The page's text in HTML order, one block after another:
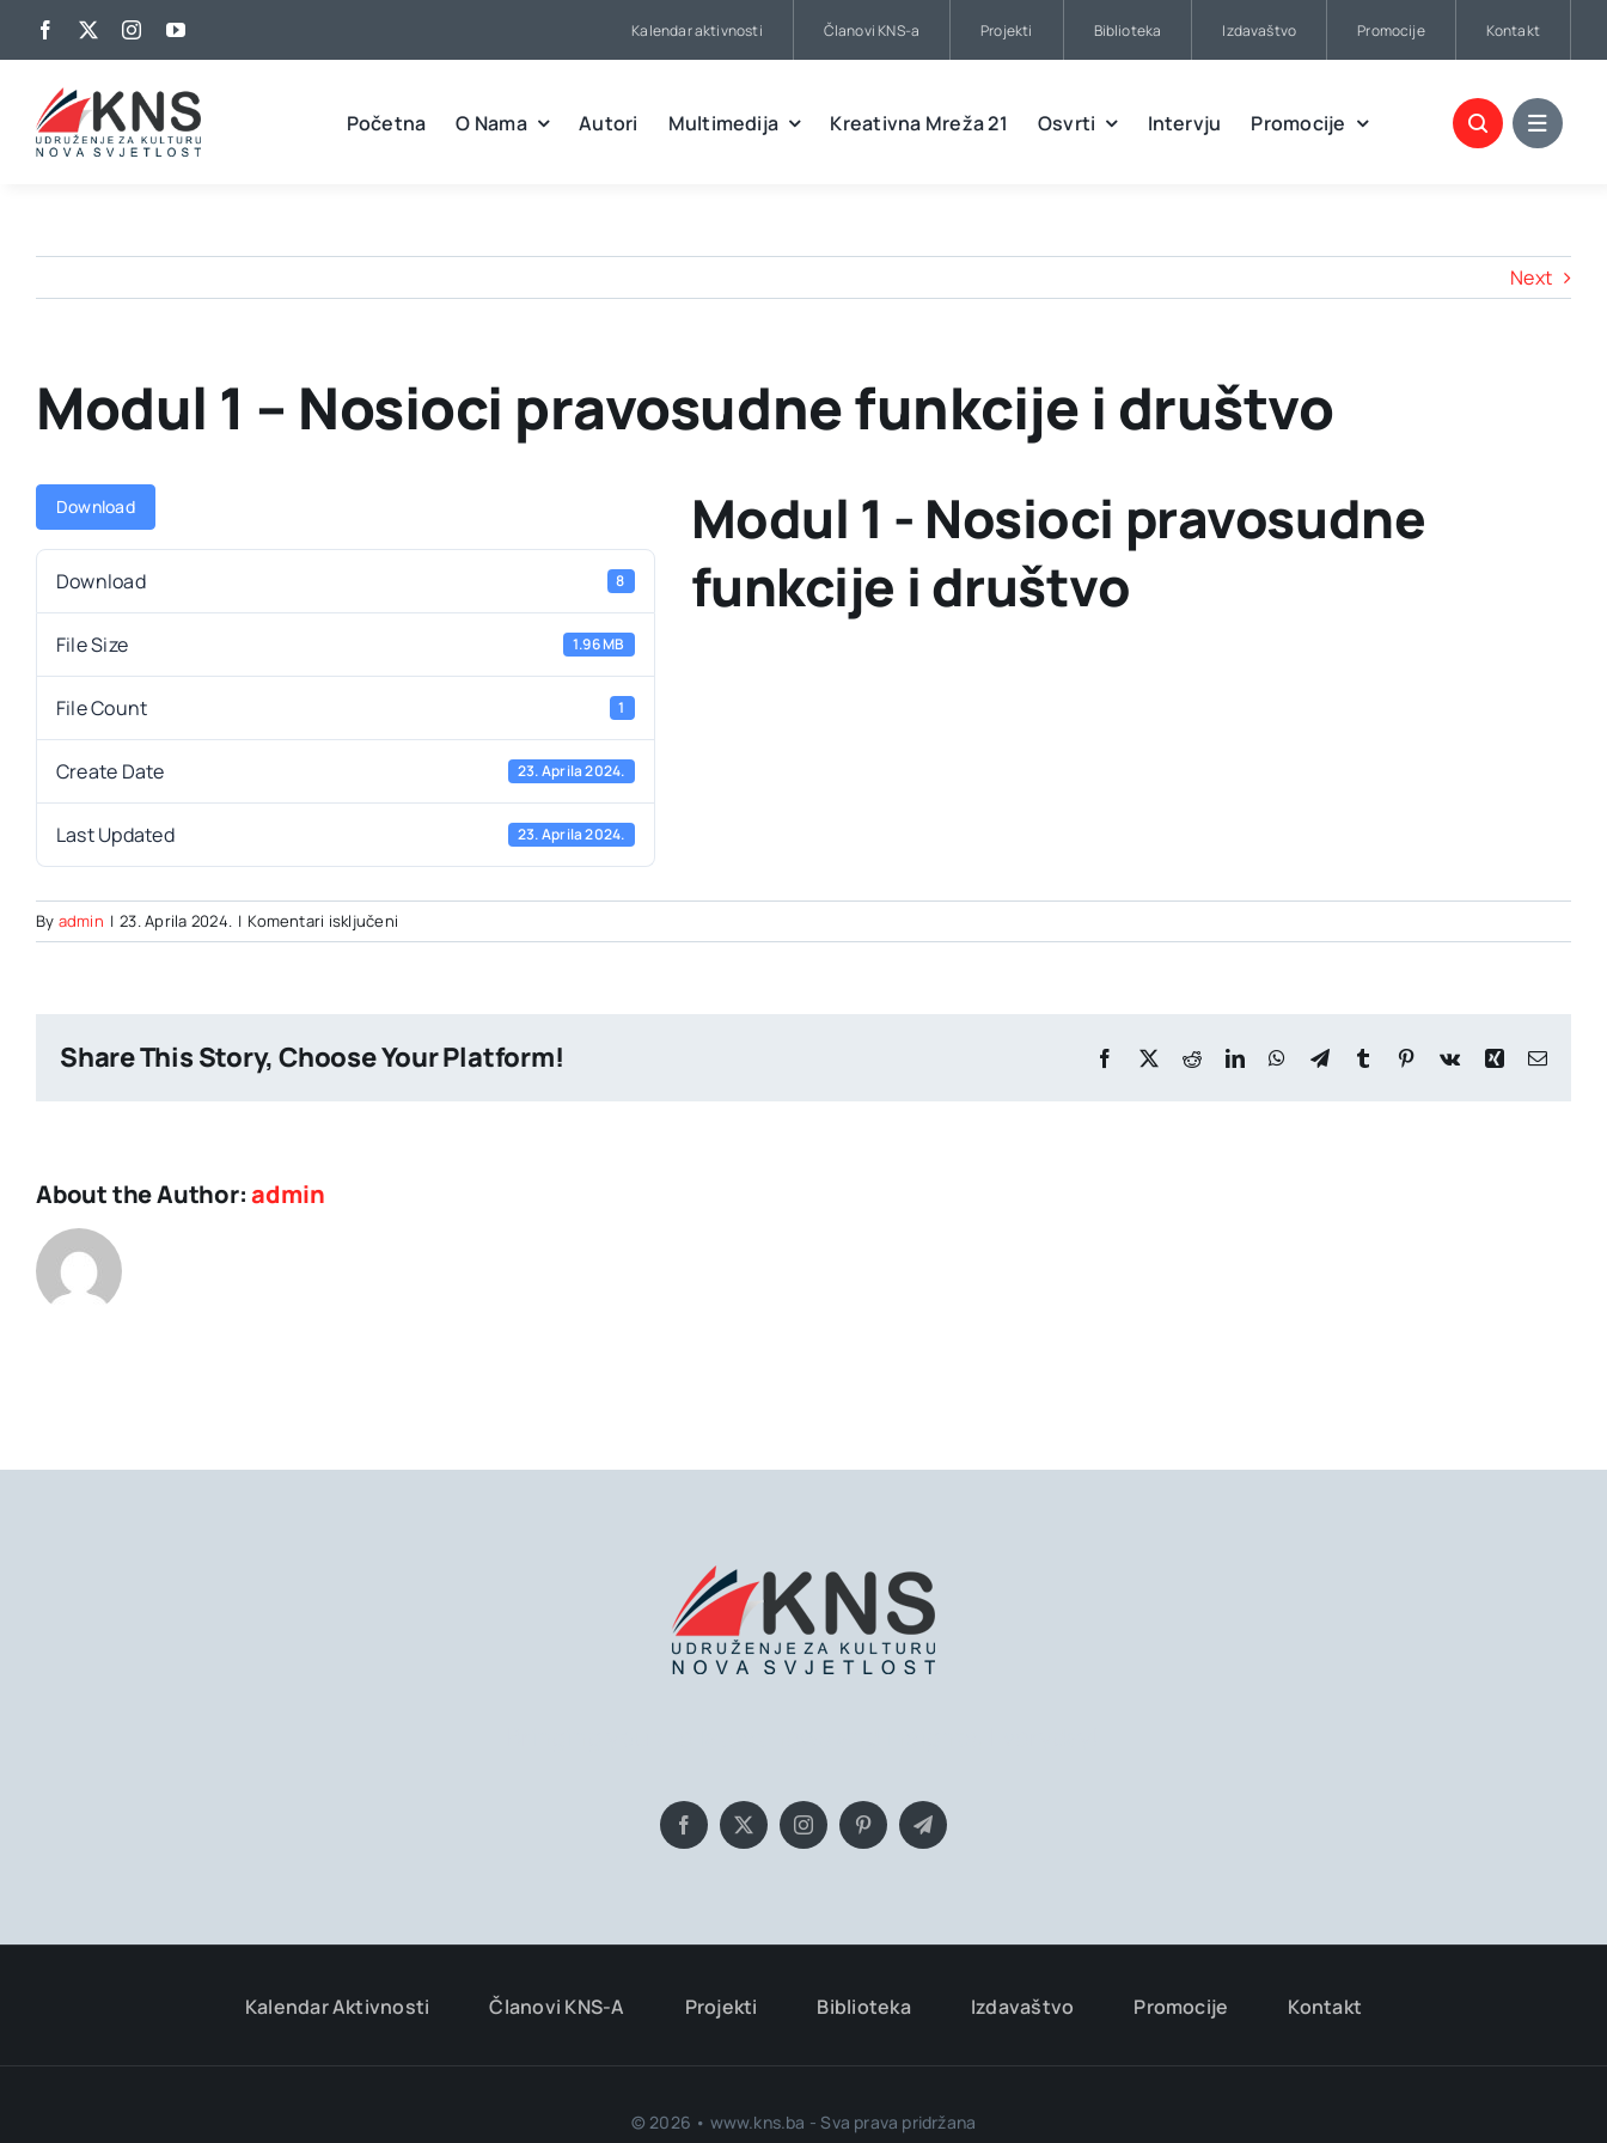
content
Kalendar aktivnosti Članovi KNS-a Projekti Biblioteka Izdavaštvo Promocije Kontakt
Početna O Nama Autori Multimedija Kreativna Mreža 21 Osvrti Intervju Promocije
Next
Modul 1 – Nosioci pravosudne funkcije i društvo
Download
Download 8
File Size 1.96 MB
File Count 1
Create Date 23. Aprila 2024.
Last Updated 23. Aprila 2024.
Modul 1 - Nosioci pravosudne
funkcije i društvo
By admin | 23. Aprila 2024. | Komentari isključeni
Modul
pravosudne
Share This Story, Choose Your Platform! Facebook
X RedditLinkedInWhatsApp
TelegramTumblr Pinterest
Vk Xing Email
About the Author:admin
Kalendar Aktivnosti Članovi KNS-A Projekti Biblioteka Izdavaštvo Promocije Kontakt
© 2026 • www.kns.ba - Sva prava pridržana